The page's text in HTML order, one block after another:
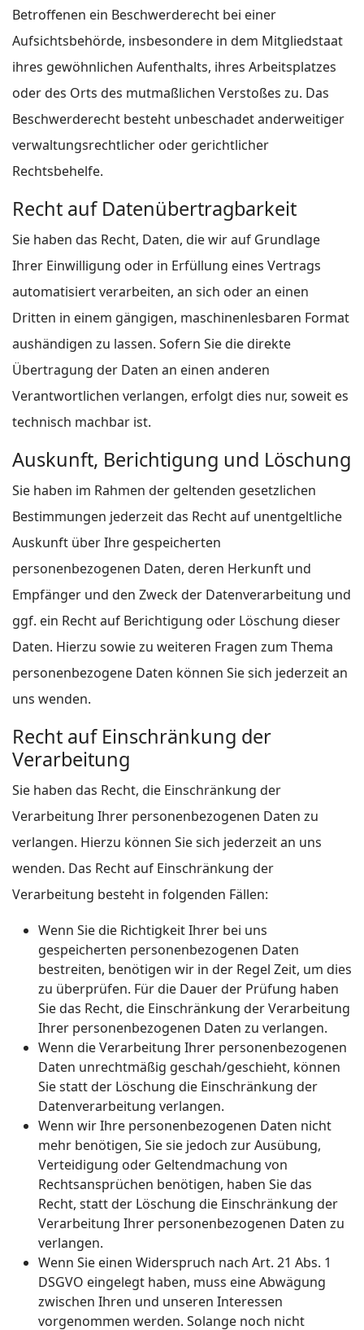
Betroffenen ein Beschwerderecht bei einer
Aufsichtsbehörde, insbesondere in dem Mitgliedstaat
ihres gewöhnlichen Aufenthalts, ihres Arbeitsplatzes
oder des Orts des mutmaßlichen Verstoßes zu. Das
Beschwerderecht besteht unbeschadet anderweitiger
verwaltungsrechtlicher oder gerichtlicher
Rechtsbehelfe.
Recht auf Daten­übertrag­barkeit
Sie haben das Recht, Daten, die wir auf Grundlage
Ihrer Einwilligung oder in Erfüllung eines Vertrags
automatisiert verarbeiten, an sich oder an einen
Dritten in einem gängigen, maschinenlesbaren Format
aushändigen zu lassen. Sofern Sie die direkte
Übertragung der Daten an einen anderen
Verantwortlichen verlangen, erfolgt dies nur, soweit es
technisch machbar ist.
Auskunft, Berichtigung und Löschung
Sie haben im Rahmen der geltenden gesetzlichen
Bestimmungen jederzeit das Recht auf unentgeltliche
Auskunft über Ihre gespeicherten
personenbezogenen Daten, deren Herkunft und
Empfänger und den Zweck der Datenverarbeitung und
ggf. ein Recht auf Berichtigung oder Löschung dieser
Daten. Hierzu sowie zu weiteren Fragen zum Thema
personenbezogene Daten können Sie sich jederzeit an
uns wenden.
Recht auf Einschränkung der
Verarbeitung
Sie haben das Recht, die Einschränkung der
Verarbeitung Ihrer personenbezogenen Daten zu
verlangen. Hierzu können Sie sich jederzeit an uns
wenden. Das Recht auf Einschränkung der
Verarbeitung besteht in folgenden Fällen:
Wenn Sie die Richtigkeit Ihrer bei uns
gespeicherten personenbezogenen Daten
bestreiten, benötigen wir in der Regel Zeit, um dies
zu überprüfen. Für die Dauer der Prüfung haben
Sie das Recht, die Einschränkung der Verarbeitung
Ihrer personenbezogenen Daten zu verlangen.
Wenn die Verarbeitung Ihrer personenbezogenen
Daten unrechtmäßig geschah/geschieht, können
Sie statt der Löschung die Einschränkung der
Datenverarbeitung verlangen.
Wenn wir Ihre personenbezogenen Daten nicht
mehr benötigen, Sie sie jedoch zur Ausübung,
Verteidigung oder Geltendmachung von
Rechtsansprüchen benötigen, haben Sie das
Recht, statt der Löschung die Einschränkung der
Verarbeitung Ihrer personenbezogenen Daten zu
verlangen.
Wenn Sie einen Widerspruch nach Art. 21 Abs. 1
DSGVO eingelegt haben, muss eine Abwägung
zwischen Ihren und unseren Interessen
vorgenommen werden. Solange noch nicht